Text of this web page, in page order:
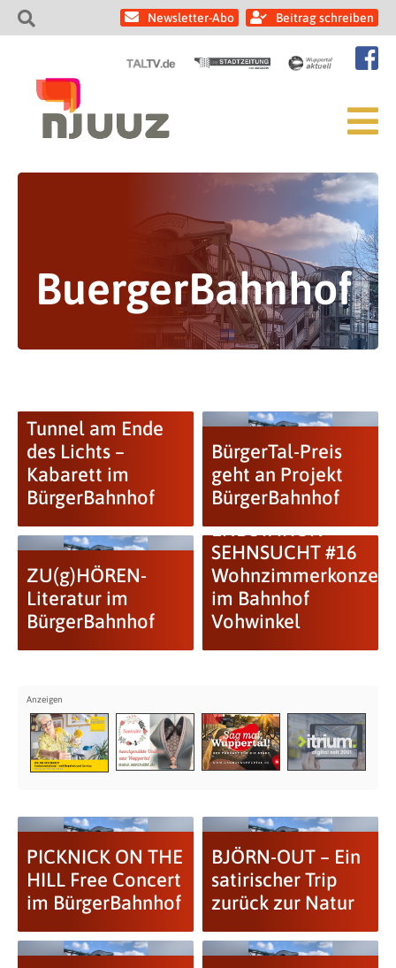
Newsletter-Abo Beitrag schreiben
BuergerBahnhof
Tunnel am Ende
des Lichts –
Kabarett im
BürgerBahnhof
BürgerTal-Preis
geht an Projekt
BürgerBahnhof
ZU(g)HÖREN-
Literatur im
BürgerBahnhof
ENDSTATION
SEHNSUCHT #16
Wohnzimmerkonzert
im Bahnhof
Vohwinkel
PICKNICK ON THE
HILL Free Concert
im BürgerBahnhof
BJÖRN-OUT – Ein
satirischer Trip
zurück zur Natur